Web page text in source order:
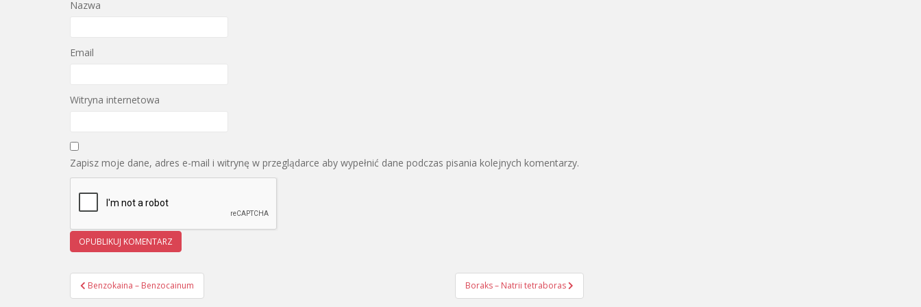
Nazwa
Email
Witryna internetowa
Zapisz moje dane, adres e-mail i witrynę w przeglądarce aby wypełnić dane podczas pisania kolejnych komentarzy.
Nawigacja wpisu
Benzokaina – Benzocainum Boraks – Natrii tetraboras